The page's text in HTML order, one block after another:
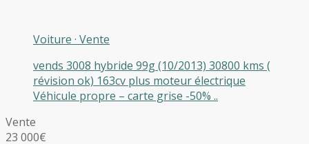
Voiture · Vente
vends 3008 hybride 99g (10/2013) 30800 kms (
révision ok) 163cv plus moteur électrique
Véhicule propre – carte grise -50% ..
Vente
23 000€